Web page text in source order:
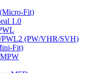
Fit)
1.0
(PW/VHR/SVH)
Fit)